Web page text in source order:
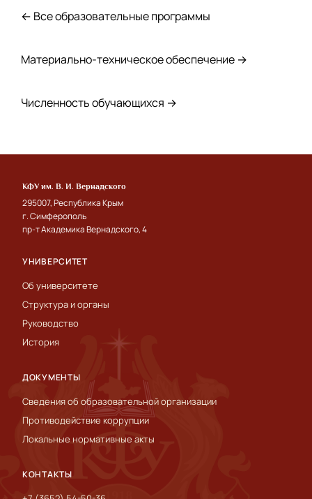
← Все образовательные программы
Материально-техническое обеспечение →
Численность обучающихся →
КФУ им. В. И. Вернадского
295007, Республика Крым
г. Симферополь
пр-т Академика Вернадского, 4
УНИВЕРСИТЕТ
Об университете
Структура и органы
Руководство
История
ДОКУМЕНТЫ
Сведения об образовательной организации
Противодействие коррупции
Локальные нормативные акты
КОНТАКТЫ